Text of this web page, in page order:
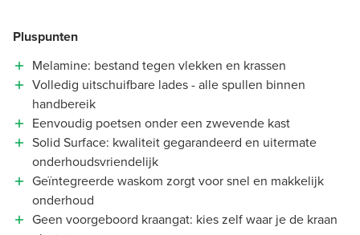
Pluspunten
Melamine: bestand tegen vlekken en krassen
Volledig uitschuifbare lades - alle spullen binnen
handbereik
Eenvoudig poetsen onder een zwevende kast
Solid Surface: kwaliteit gegarandeerd en uitermate
onderhoudsvriendelijk
Geïntegreerde waskom zorgt voor snel en makkelijk
onderhoud
Geen voorgeboord kraangat: kies zelf waar je de kraan